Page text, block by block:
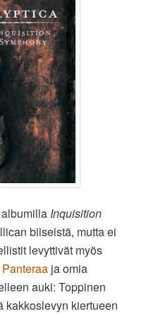
Inquisition
biiseistä, mutta ei
levyttivät myös
Panteraa ja omia
auki: Toppinen
kakkoslevyn kiertueen